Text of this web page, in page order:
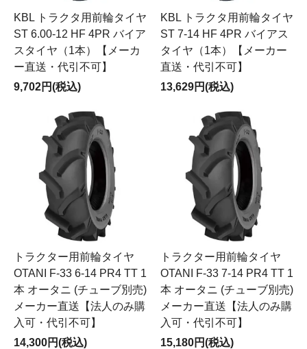
KBL トラクタ用前輪タイヤ
ST 6.00-12 HF 4PR バイア
スタイヤ（1本）【メーカ
ー直送・代引不可】
9,702円(税込)
KBL トラクタ用前輪タイヤ
ST 7-14 HF 4PR バイアス
タイヤ（1本）【メーカー
直送・代引不可】
13,629円(税込)
トラクター用前輪タイヤ
OTANI F-33 6-14 PR4 TT 1
本 オータニ (チューブ別売)
メーカー直送【法人のみ購
入可・代引不可】
14,300円(税込)
トラクター用前輪タイヤ
OTANI F-33 7-14 PR4 TT 1
本 オータニ (チューブ別売)
メーカー直送【法人のみ購
入可・代引不可】
15,180円(税込)